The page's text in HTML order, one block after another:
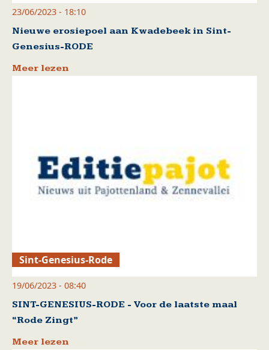
23/06/2023 - 18:10
Nieuwe erosiepoel aan Kwadebeek in Sint-
Genesius-RODE
Meer lezen
Sint-Genesius-Rode
19/06/2023 - 08:40
SINT-GENESIUS-RODE - Voor de laatste maal
“Rode Zingt”
Meer lezen